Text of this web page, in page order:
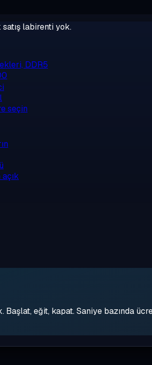
labirenti yok.
DDR5
seçin
eğit, kapat. Saniye bazında